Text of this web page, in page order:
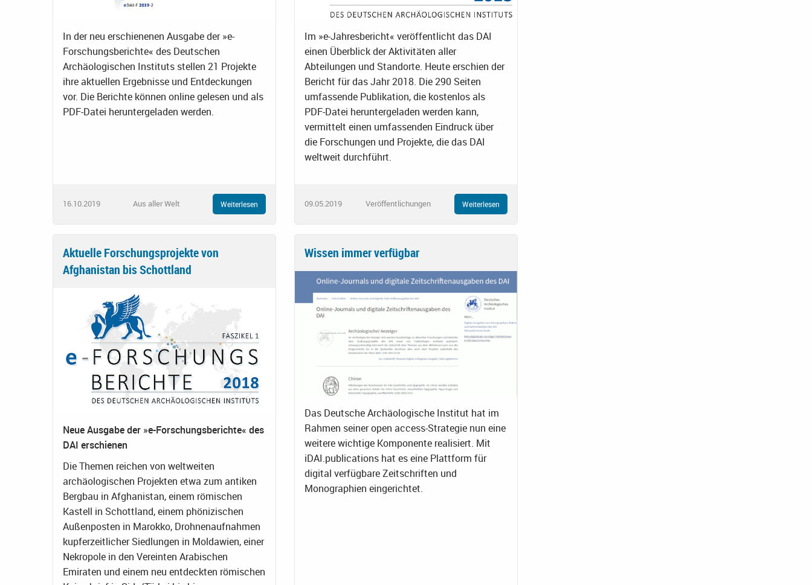
In der neu erschienenen Ausgabe der »e-
Forschungsberichte« des Deutschen
Archäologischen Instituts stellen 21 Projekte
ihre aktuellen Ergebnisse und Entdeckungen
vor. Die Berichte können online gelesen und als
PDF-Datei heruntergeladen werden.
16.10.2019 Aus aller Welt Weiterlesen
Im »e-Jahresbericht« veröffentlicht das DAI
einen Überblick der Aktivitäten aller
Abteilungen und Standorte. Heute erschien der
Bericht für das Jahr 2018. Die 290 Seiten
umfassende Publikation, die kostenlos als
PDF-Datei heruntergeladen werden kann,
vermittelt einen umfassenden Eindruck über
die Forschungen und Projekte, die das DAI
weltweit durchführt.
09.05.2019 Veröffentlichungen Weiterlesen
Aktuelle Forschungsprojekte von
Afghanistan bis Schottland
Neue Ausgabe der »e-Forschungsberichte« des
DAI erschienen
Die Themen reichen von weltweiten
archäologischen Projekten etwa zum antiken
Bergbau in Afghanistan, einem römischen
Kastell in Schottland, einem phönizischen
Außenposten in Marokko, Drohnenaufnahmen
kupferzeitlicher Siedlungen in Moldawien, einer
Nekropole in den Vereinten Arabischen
Emiraten und einem neu entdeckten römischen
Wissen immer verfügbar
Das Deutsche Archäologische Institut hat im
Rahmen seiner open access-Strategie nun eine
weitere wichtige Komponente realisiert. Mit
iDAI.publications hat es eine Plattform für
digital verfügbare Zeitschriften und
Monographien eingerichtet.